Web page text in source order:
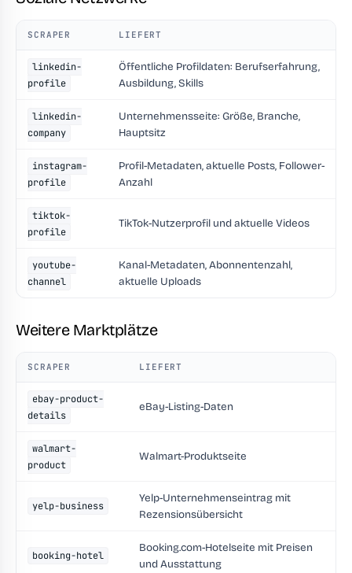
SCRAPER LIEFERT
linkedin-
profile
Öffentliche Profildaten: Berufserfahrung,
Ausbildung, Skills
linkedin-
company
Unternehmensseite: Größe, Branche,
Hauptsitz
instagram-
profile
Profil-Metadaten, aktuelle Posts, Follower-
Anzahl
tiktok-
profile
TikTok-Nutzerprofil und aktuelle Videos
youtube-
channel
Kanal-Metadaten, Abonnentenzahl,
aktuelle Uploads
Weitere Marktplätze
SCRAPER LIEFERT
ebay-product-
details
eBay-Listing-Daten
walmart-
product
Walmart-Produktseite
yelp-business
Yelp-Unternehmenseintrag mit
Rezensionsübersicht
booking-hotel
Booking.com-Hotelseite mit Preisen
und Ausstattung